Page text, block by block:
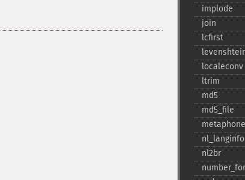
implode
join
lcfirst
localeconv
ltrim
md5
md5_​file
metaphone
nl_​langinfo
nl2br